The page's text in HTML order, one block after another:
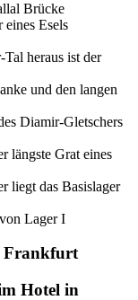
Frankfurt
Hotel in